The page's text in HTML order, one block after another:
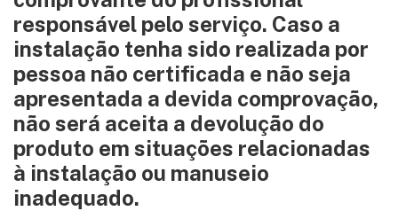
responsável pelo serviço. Caso a
instalação tenha sido realizada por
pessoa não certificada e não seja
apresentada a devida comprovação,
não será aceita a devolução do
produto em situações relacionadas
à instalação ou manuseio
inadequado.